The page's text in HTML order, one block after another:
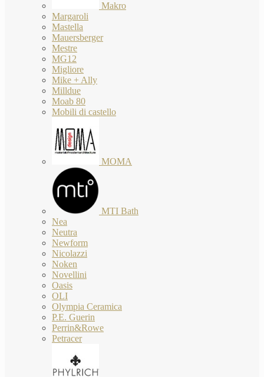
Makro
Margaroli
Mastella
Mauersberger
Mestre
MG12
Migliore
Mike + Ally
Milldue
Moab 80
Mobili di castello
MOMA
MTI Bath
Nea
Neutra
Newform
Nicolazzi
Noken
Novellini
Oasis
OLI
Olympia Ceramica
P.E. Guerin
Perrin&Rowe
Petracer